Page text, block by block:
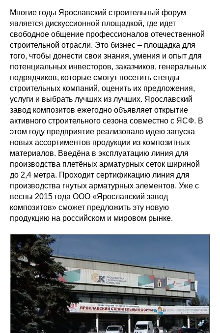
Многие годы Ярославский строительный форум
является дискуссионной площадкой, где идет
свободное общение профессионалов отечественной
строительной отрасли. Это бизнес – площадка для
того, чтобы донести свои знания, умения и опыт для
потенциальных инвесторов, заказчиков, генеральных
подрядчиков, которые смогут посетить стенды
строительных компаний, оценить их предложения,
услуги и выбрать лучших из лучших. Ярославский
завод композитов ежегодно объявляет открытие
активного строительного сезона совместно с ЯСФ. В
этом году предприятие реализовало идею запуска
новых ассортиментов продукции из композитных
материалов. Введёна в эксплуатацию линия для
производства плетёных арматурных сеток шириной
до 2,4 метра. Проходит сертификацию линия для
производства гнутых арматурных элементов. Уже с
весны 2015 года ООО «Ярославский завод
композитов» сможет предложить эту новую
продукцию на российском и мировом рынке.